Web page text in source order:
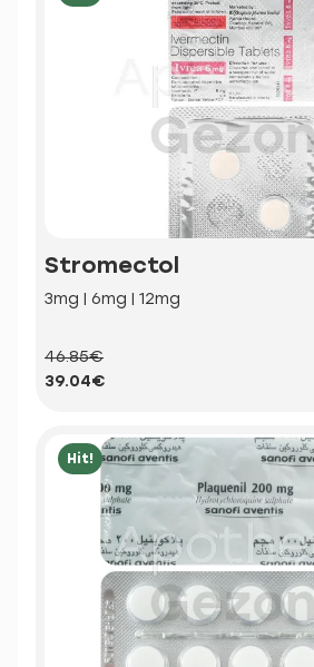
Stromectol
3mg | 6mg | 12mg
46.85€
39.04€
Hit!